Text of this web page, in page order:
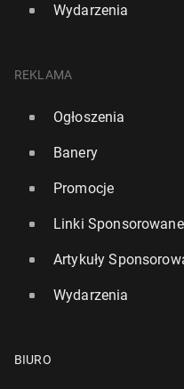
Wydarzenia
REKLAMA
Ogłoszenia
Banery
Promocje
Linki Sponsorowane
Artykuły
Wydarzenia
BIURO